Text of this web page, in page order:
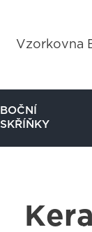
Vzorkovna
BOČNÍ
SKŘÍŇKY